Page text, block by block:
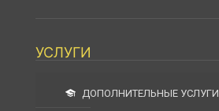
УСЛУГИ
ДОПОЛНИТЕЛЬНЫЕ УСЛУГИ